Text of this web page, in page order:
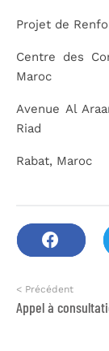
Projet de
Centre des
Maroc
Avenue Al
Riad
Rabat, Maroc
< Précédent